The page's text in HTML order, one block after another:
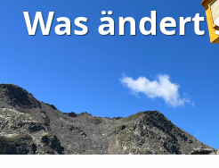
Was ändert